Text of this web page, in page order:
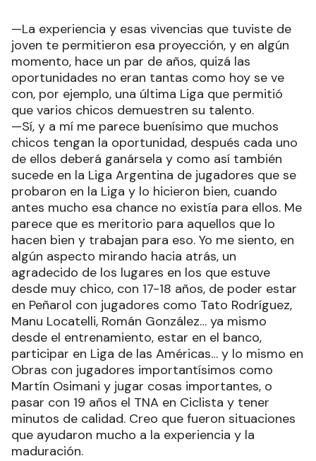
—La experiencia y esas vivencias que tuviste de
joven te permitieron esa proyección, y en algún
momento, hace un par de años, quizá las
oportunidades no eran tantas como hoy se ve
con, por ejemplo, una última Liga que permitió
que varios chicos demuestren su talento.
—Sí, y a mí me parece buenísimo que muchos
chicos tengan la oportunidad, después cada uno
de ellos deberá ganársela y como así también
sucede en la Liga Argentina de jugadores que se
probaron en la Liga y lo hicieron bien, cuando
antes mucho esa chance no existía para ellos. Me
parece que es meritorio para aquellos que lo
hacen bien y trabajan para eso. Yo me siento, en
algún aspecto mirando hacia atrás, un
agradecido de los lugares en los que estuve
desde muy chico, con 17-18 años, de poder estar
en Peñarol con jugadores como Tato Rodríguez,
Manu Locatelli, Román González… ya mismo
desde el entrenamiento, estar en el banco,
participar en Liga de las Américas… y lo mismo en
Obras con jugadores importantísimos como
Martín Osimani y jugar cosas importantes, o
pasar con 19 años el TNA en Ciclista y tener
minutos de calidad. Creo que fueron situaciones
que ayudaron mucho a la experiencia y la
maduración.